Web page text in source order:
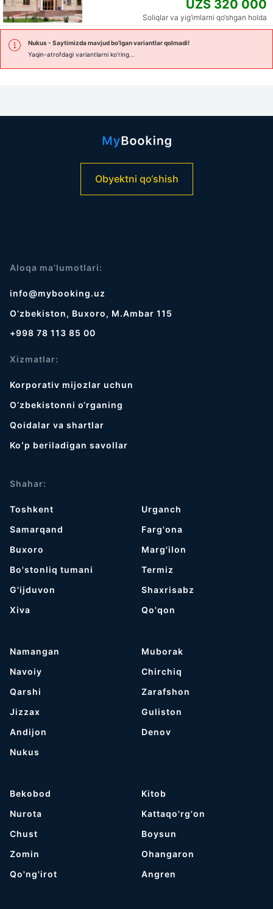
UZS 320 000
Soliqlar va yig‘imlarni qo‘shgan holda
Nukus- Saytimizda mavjud bo’lgan variantlar qolmadi!
Yaqin-atrofdagi variantlarni ko'ring...
Obyektni qo‘shish
Aloqa ma’lumotlari:
info@mybooking.uz
O‘zbekiston, Buxoro, M.Ambar 115
+998 78 113 85 00
Xizmatlar:
Korporativ mijozlar uchun
O‘zbekistonni o‘rganing
Qoidalar va shartlar
Koʻp beriladigan savollar
Shahar:
Toshkent
Samarqand
Buxoro
Bo'stonliq tumani
G'ijduvon
Хiva
Urganch
Farg'ona
Marg'ilon
Termiz
Shaxrisabz
Qo'qon
Namangan
Navoiy
Qarshi
Jizzax
Andijon
Nukus
Muborak
Chirchiq
Zarafshon
Guliston
Denov
Bekobod
Nurota
Chust
Zomin
Qo'ng'irot
Kitob
Kattaqo'rg'on
Boysun
Ohangaron
Angren